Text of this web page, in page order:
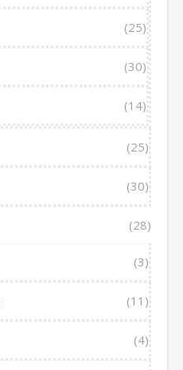
(25)
(30)
(14)
(25)
(30)
(28)
(3)
(11)
(4)